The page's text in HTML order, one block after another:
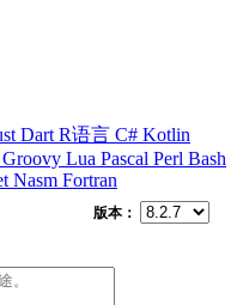
Dart R语言 C# Kotlin
Groovy Lua Pascal Perl Bash
Nasm Fortran
版本：